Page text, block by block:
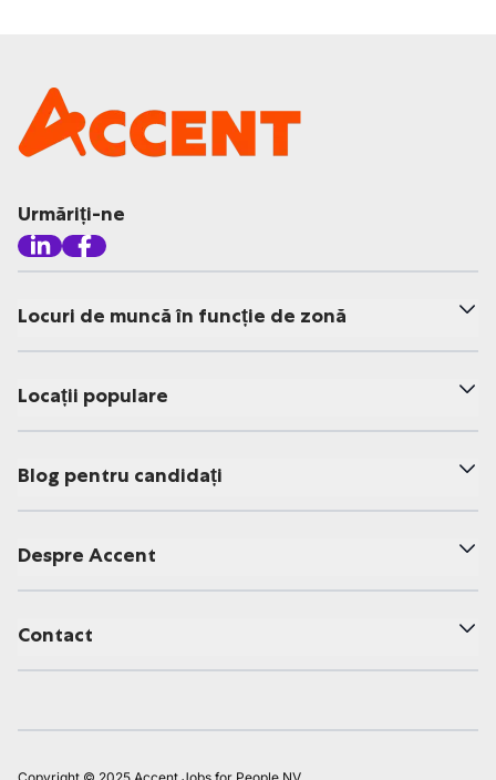
Urmăriți-ne
Locuri de muncă în funcție de zonă
Locații populare
Blog pentru candidați
Despre Accent
Contact